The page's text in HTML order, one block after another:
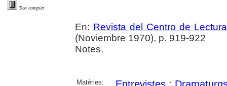
Text complet
En: Revista del Centro de
(Noviembre 1970), p. 919-922
Notes.
Matèries: